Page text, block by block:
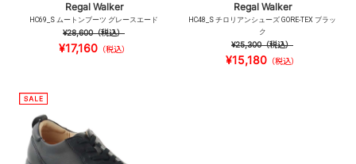
Regal Walker
HC69_S ムートンブーツ グレースエード
¥28,600（税込）
¥17,160（税込）
Regal Walker
HC48_S チロリアンシューズ GORE-TEX ブラッ
ク
¥25,300（税込）
¥15,180 （税込）